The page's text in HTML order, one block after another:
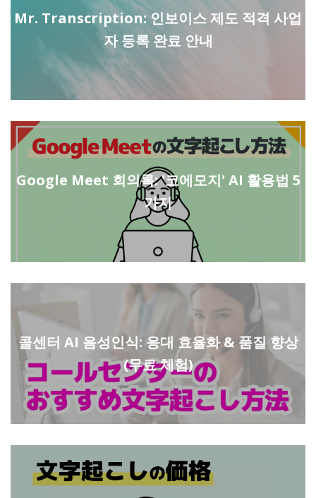
Mr. Transcription: 인보이스 제도 적격 사업
자 등록 완료 안내
Google Meet 회의록: '코에모지' AI 활용법 5
가지
콜센터 AI 음성인식: 응대 효율화 & 품질 향상
(무료 체험)